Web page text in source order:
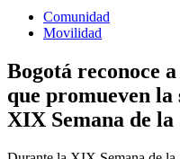
Comunidad
Movilidad
Bogotá reconoce
que promueven
XIX Semana de